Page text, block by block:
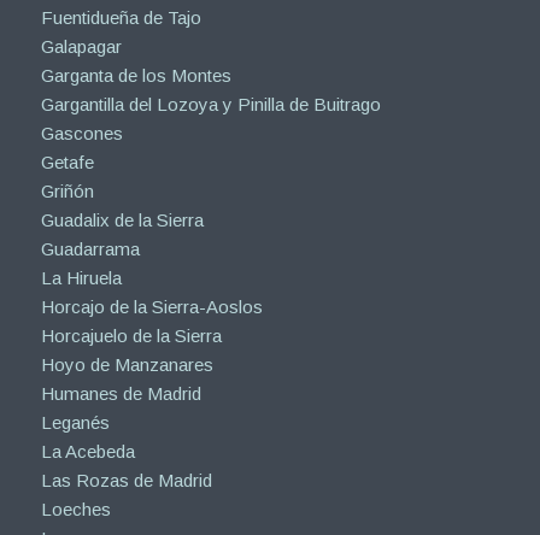
Fuentidueña de Tajo
Galapagar
Garganta de los Montes
Gargantilla del Lozoya y Pinilla de Buitrago
Gascones
Getafe
Griñón
Guadalix de la Sierra
Guadarrama
La Hiruela
Horcajo de la Sierra-Aoslos
Horcajuelo de la Sierra
Hoyo de Manzanares
Humanes de Madrid
Leganés
La Acebeda
Las Rozas de Madrid
Loeches